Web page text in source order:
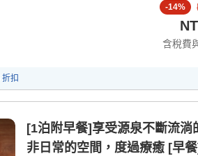
-14%
含稅費
折扣
[1泊附早餐]享受源泉不斷流
非日常的空間，度過療癒 [早